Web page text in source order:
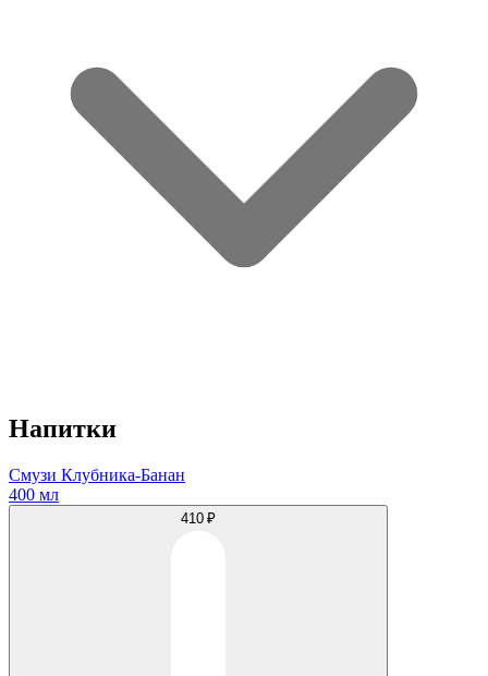
Напитки
Смузи Клубника-Банан
400 мл
410 ₽